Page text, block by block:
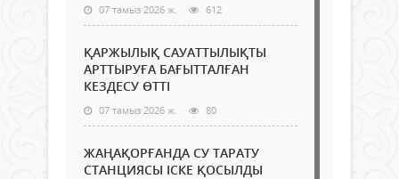
07 тамыз 2026 ж. 612
ҚАРЖЫЛЫҚ САУАТТЫЛЫҚТЫ
АРТТЫРУҒА БАҒЫТТАЛҒАН
КЕЗДЕСУ ӨТТІ
07 тамыз 2026 ж. 80
ЖАҢАҚОРҒАНДА СУ ТАРАТУ
СТАНЦИЯСЫ ІСКЕ ҚОСЫЛДЫ